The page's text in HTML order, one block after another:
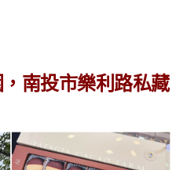
南投市樂利路私藏